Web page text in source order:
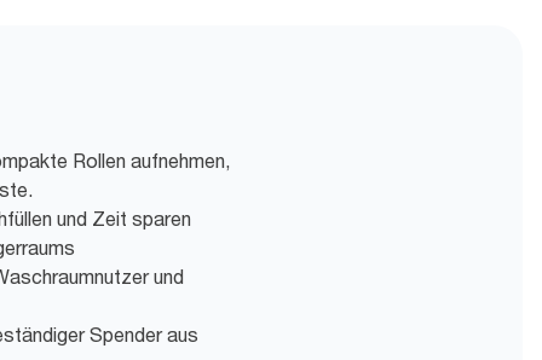
Rollen aufnehmen,
und Zeit sparen
und
Spender aus